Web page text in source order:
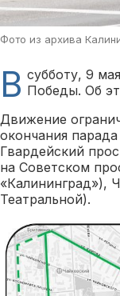
Фото из архива
В субботу, 9
Победы. Об
Движение
окончания
Гвардейский
на Советском
«Калининград»),
Театральной).